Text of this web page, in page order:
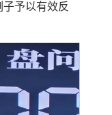
予以有效反